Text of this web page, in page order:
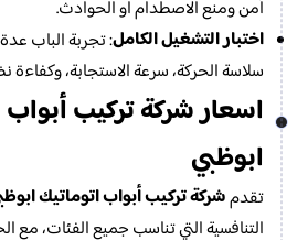
آمن ومنع الاصطدام أو الحوادث.
اختبار التشغيل الكامل: تجربة الباب
سلاسة الحركة، سرعة الاستجابة، وكفاءة
اسعار شركة تركيب أبواب
ابوظبي
تقدمشركة تركيب أبواب اتوماتيك
التنافسية التي تناسب جميع الفئات، مع